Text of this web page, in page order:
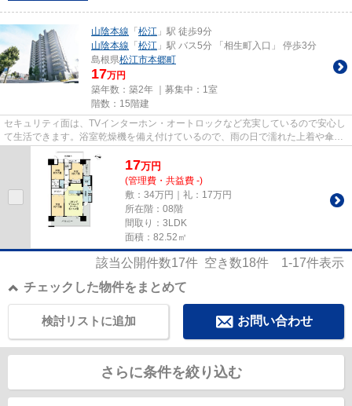
山陰本線 「 松江 」駅 徒歩9分
山陰本線 「 松江 」駅 バス5分 「相生町入口」 停歩3分
島根県松江市本郷町
17万円
築年数：築2年 ｜募集中： 1室
階数：15階建
セキュリティ面は、TVインターホン・オートロックなど充実しているので安心し
て生活できます。浴室乾燥機を備え付けているので、雨の日で濡れた上着や傘も
すぐに乾燥できます。コンロ...
17万円
(管理費・共益費 -)
敷：34万円｜礼：17万円
所在階：08階
間取り：3LDK
面積：82.52㎡
該当公開件数17件 空き数18件 1-17件表示
チェックした物件をまとめて
お問い合わせ
検討リストに追加
さらに条件を絞り込む